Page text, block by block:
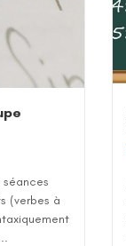
(verbes à